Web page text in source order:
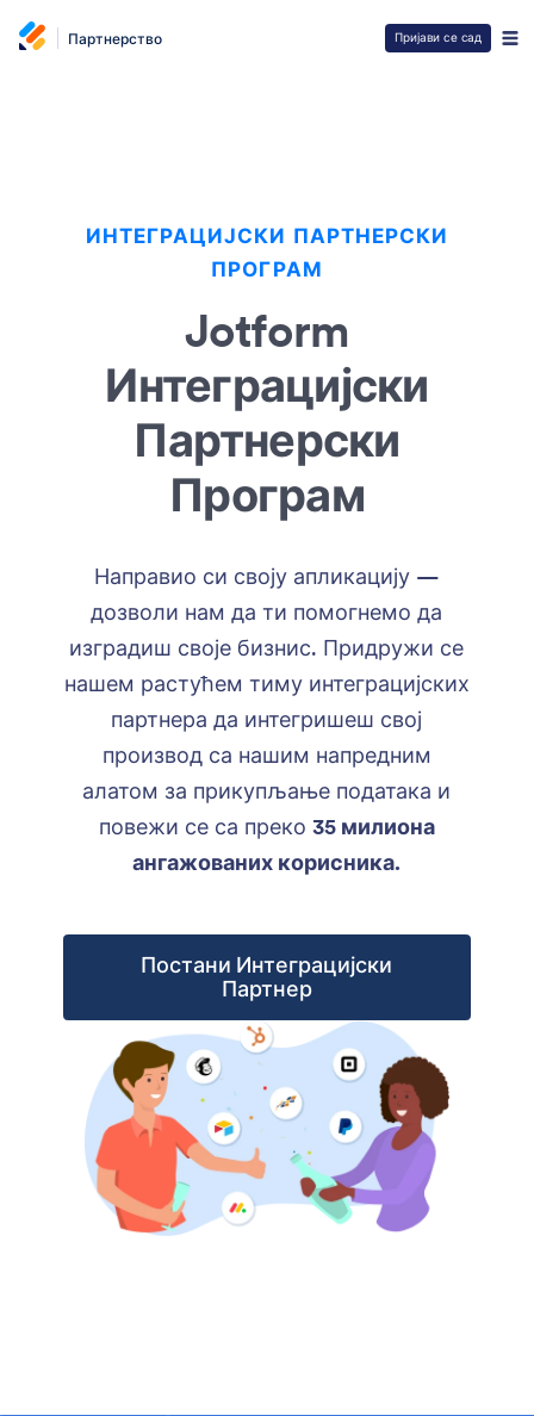
Партнерство Пријави се сад
ИНТЕГРАЦИЈСКИ ПАРТНЕРСКИ
ПРОГРАМ
Jotform
Интеграцијски
Партнерски
Програм
Направио си своју апликацију —
дозволи нам да ти помогнемо да
изградиш своје бизнис. Придружи се
нашем растућем тиму интеграцијских
партнера да интегришеш свој
производ са нашим напредним
алатом за прикупљање података и
повежи се са преко 35 милиона
ангажованих корисника.
Постани Интеграцијски
Партнер